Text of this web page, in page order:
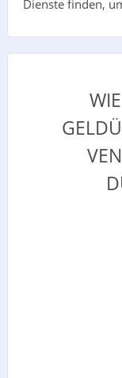
Dienste finden,